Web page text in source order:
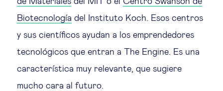
Biotecnología del Instituto Koch. Esos centros
y sus científicos ayudan a los emprendedores
tecnológicos que entran a The Engine. Es una
característica muy relevante, que sugiere
mucho cara al futuro.